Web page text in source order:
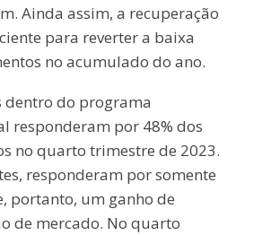
Ainda assim, a recuperação
para reverter a baixa
no acumulado do ano.
dentro do programa
responderam por 48% dos
no quarto trimestre de 2023.
responderam por somente
portanto, um ganho de
de mercado. No quarto